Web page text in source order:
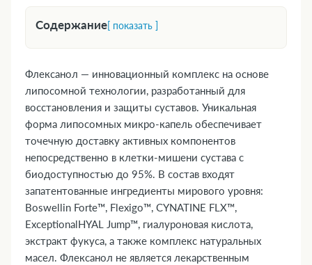
Содержание[ показать ]
1. Форма выпуска
2. Фармакологическая группа
3. Фармакодинамика и фармакокинетика
4. Где купить Флексанол, наличие и цены в
аптеках
5. Показания к применению
6. Противопоказания
7. Состав
8. Инструкция по применению и дозы
9. Возможные побочные эффекты
10. Преимущества
11. Передозировка
Флексанол — инновационный комплекс на основе
липосомной технологии, разработанный для
восстановления и защиты суставов. Уникальная
форма липосомных микро-капель обеспечивает
точечную доставку активных компонентов
непосредственно в клетки-мишени сустава с
биодоступностью до 95%. В состав входят
запатентованные ингредиенты мирового уровня:
Boswellin Forte™, Flexigo™, CYNATINE FLX™,
ExceptionalHYAL Jump™, гиалуроновая кислота,
экстракт фукуса, а также комплекс натуральных
масел. Флексанол не является лекарственным